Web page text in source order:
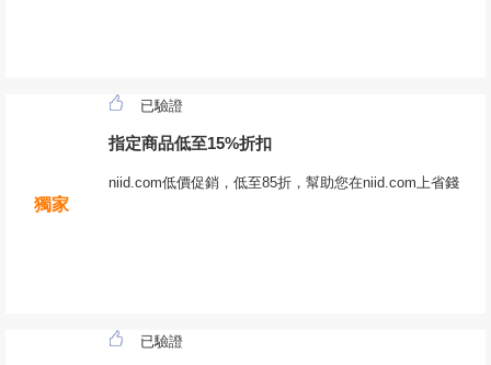
獨家
已驗證
指定商品低至15%折扣
niid.com低價促銷，低至85折，幫助您在niid.com上省錢
已驗證